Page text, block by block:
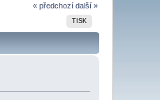
« předchozí další »
TISK